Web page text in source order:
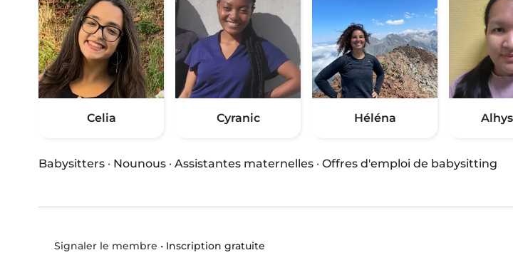
Celia Cyranic Héléna
Babysitters · Nounous · Assistantes maternelles · Offres d'emploi de babysitting
Signaler le membre • Inscription gratuite